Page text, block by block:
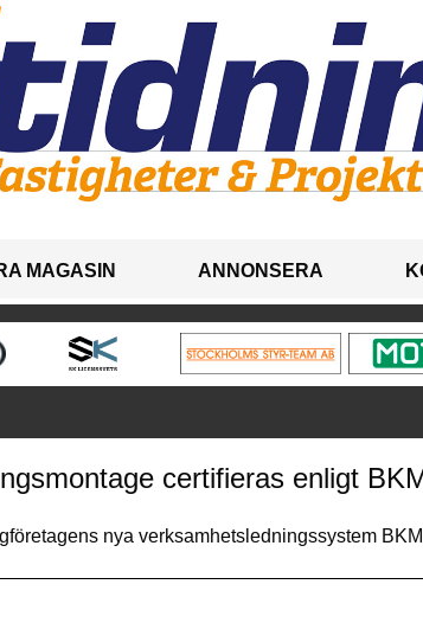
MAGASIN ANNONSERA
certifieras enligt
nya verksamhetsledningssystem